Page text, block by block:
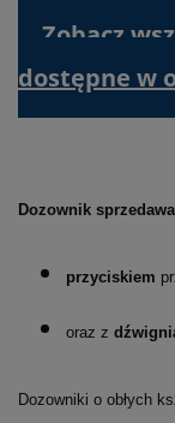
Zobacz
dostępne w
Dozownik
przyciskiem
oraz z
Dozowniki o obłych